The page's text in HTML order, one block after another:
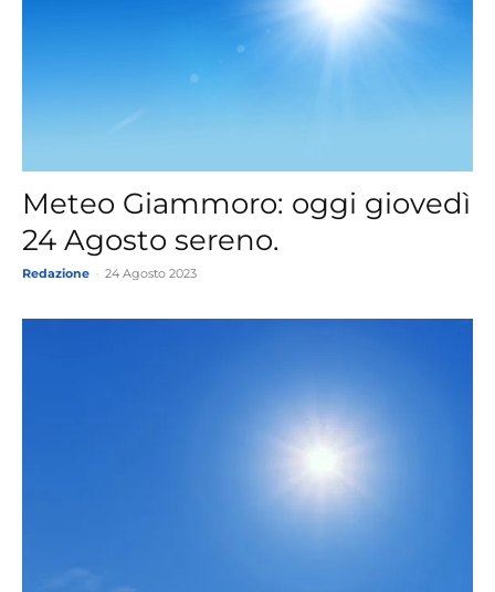
Meteo Giammoro: oggi giovedì
24 Agosto sereno.
Redazione 24 Agosto 2023